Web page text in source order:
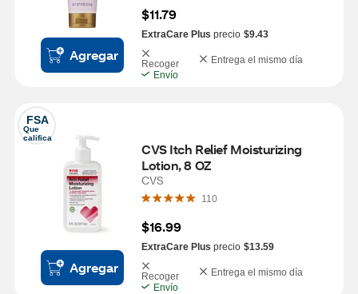
Agregar
$11.79
ExtraCare Plus precio $9.43
Recoger
Entrega el mismo día
Envío
FSA
Que
califica
Agregar
CVS Itch Relief Moisturizing
Lotion, 8 OZ
CVS
110
$16.99
ExtraCare Plus precio $13.59
Recoger
Entrega el mismo día
Envío